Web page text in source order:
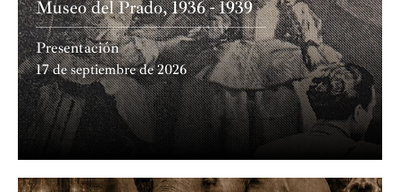
Alemania, Austria e Italia. Es miembro de la Orquesta
Les Dissonances de París desde 2018 y concertino
invitado de la Joven Orquesta de Rumanía.
Es ganador de varios concursos de violín nacionales e
internacionales, como el Concurso Internacional
"Andrea Postacchini" (Italia), el Concurso Nacional
"Mihai Jora" (Rumanía), el Concurso Internacional
"Ștefan Ruha" (Rumanía) y el Concurso Internacional
Museo del Prado, 1936 - 1939
Presentación
17 de septiembre de 2026